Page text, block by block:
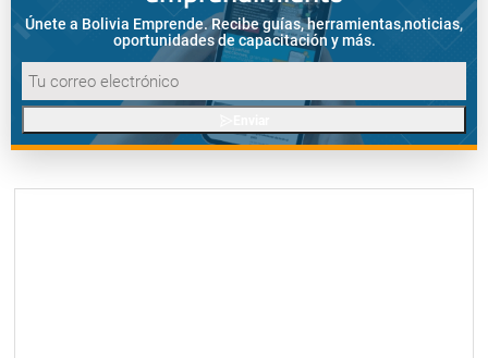
Únete a Bolivia Emprende. Recibe guías, herramientas,noticias,
oportunidades de capacitación y más.